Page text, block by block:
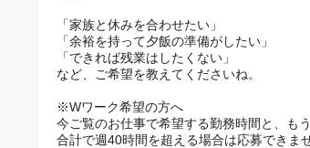
「家族と休みを合わせたい」
「余裕を持って夕飯の準備がしたい」
「できれば残業はしたくない」
など、ご希望を教えてくださいね。
※Wワーク希望の方へ
今ご覧のお仕事で希望する勤務時間と、も
合計で週40時間を超える場合は応募できませ